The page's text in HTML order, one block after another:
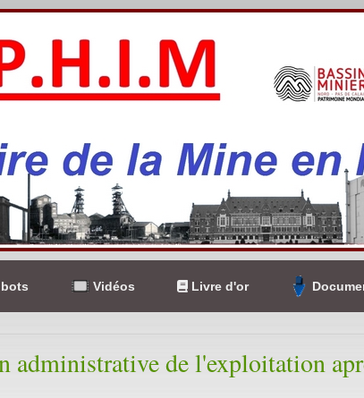
Vidéos Livre d'or
administrative de l'exploitation